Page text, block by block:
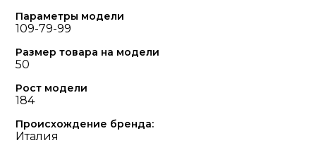
Параметры модели
109-79-99
Размер товара на модели
50
Рост модели
184
Происхождение бренда:
Италия